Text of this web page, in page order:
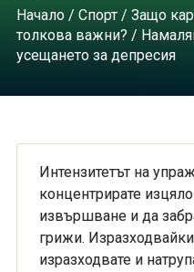
Начало/ Спорт/ Защо
толкова важни? /
усещането за депресия
Интензитетът на
концентрирате
извършване и да
грижи.
изразходвате и